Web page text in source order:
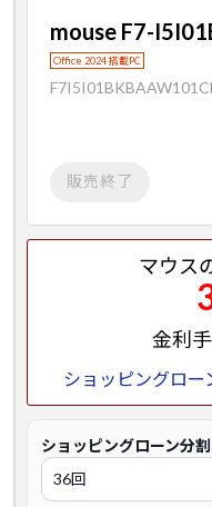
mouse F7-
Office 2024 搭載PC
販売終了
マウス
金利
ショッピングロ
ショッピングローン分